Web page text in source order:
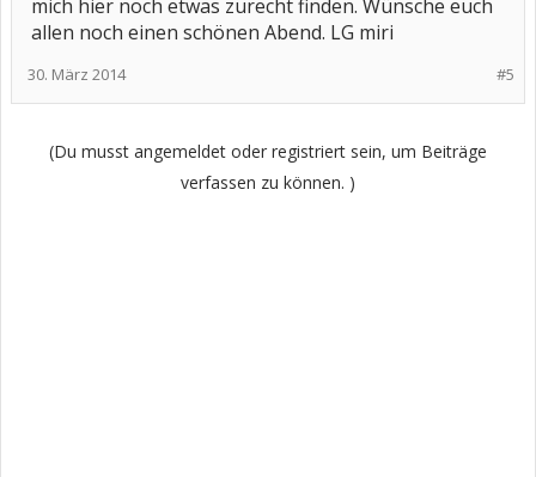
mich hier noch etwas zurecht finden. Wünsche euch
allen noch einen schönen Abend. LG miri
#5
30. März 2014
(Du musst angemeldet oder registriert sein, um Beiträge
verfassen zu können. )